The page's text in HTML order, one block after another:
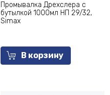
Промывалка Дрехслера с
бутылкой 1000мл НП 29/32,
Simax
В корзину